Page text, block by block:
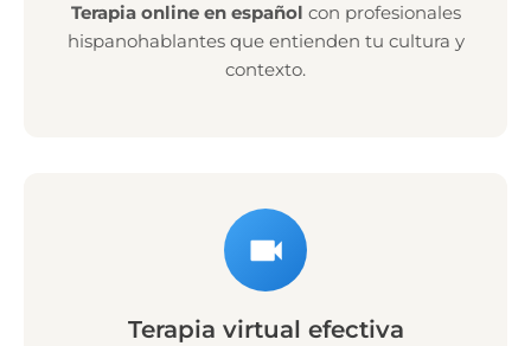
Terapia online en español con profesionales
hispanohablantes que entienden tu cultura y
contexto.
Terapia virtual efectiva